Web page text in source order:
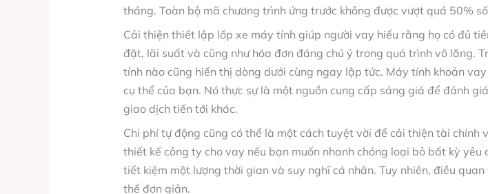
tháng. Toàn bộ mã chương trình ứng trước không được vượt quá 50%
Cải thiện thiết lập lốp xe máy tính giúp người vay hiểu rằng họ có đủ
đặt, lãi suất và cũng như hóa đơn đáng chú ý trong quá trình vô lăng.
tính nào cũng hiển thị dòng dưới cùng ngay lập tức. Máy tính khoản
cụ thể của bạn. Nó thực sự là một nguồn cung cấp sáng giá để đánh
giao dịch tiến tới khác.
Chi phí tự động cũng có thể là một cách tuyệt vời để cải thiện tài
thiết kế công ty cho vay nếu bạn muốn nhanh chóng loại bỏ bất kỳ
tiết kiệm một lượng thời gian và suy nghĩ cá nhân. Tuy nhiên, điều
thể đơn giản.